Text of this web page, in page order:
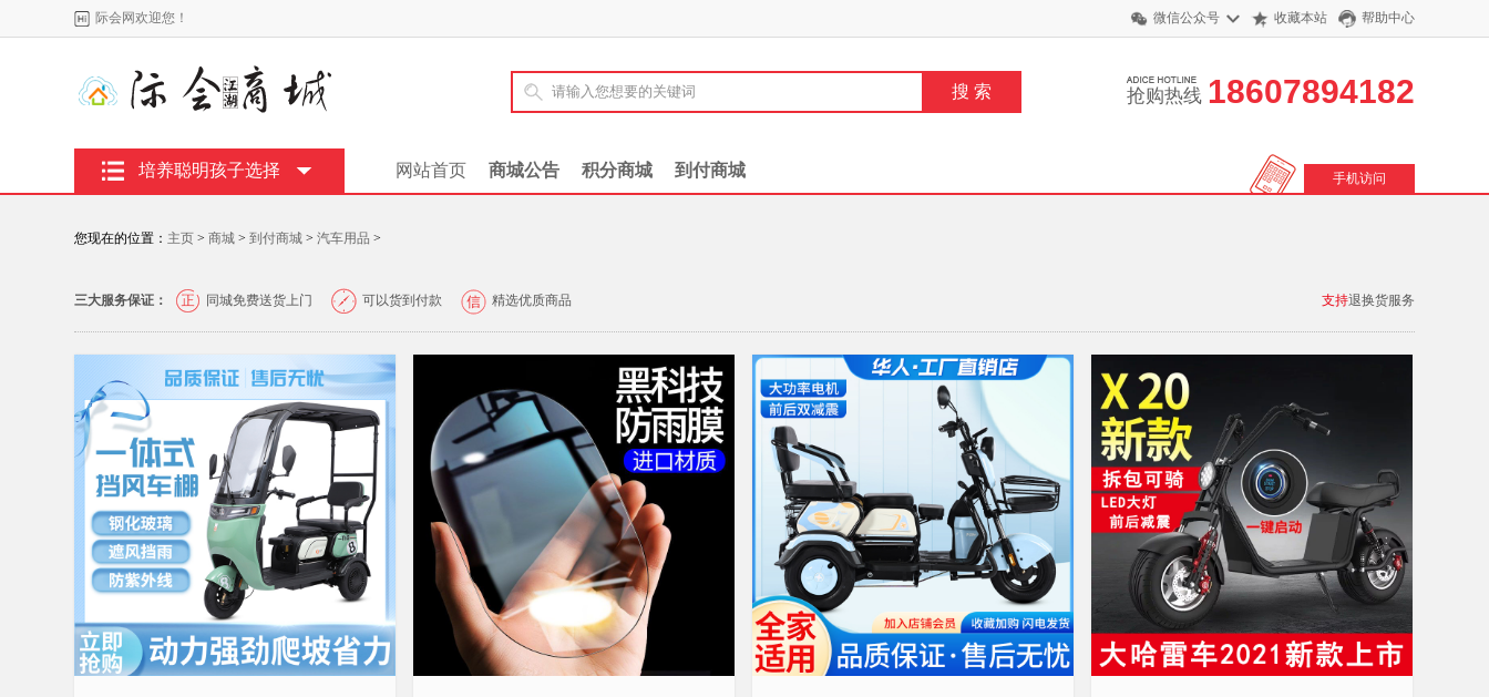
际会网欢迎您！ 微信公众号 收藏本站 帮助中心
抢购热线 18607894182
网站首页 商城公告 积分商城 到付商城 手机访问
培养聪明孩子选择
您现在的位置： 主页 > 商城 > 到付商城 > 汽车用品 >
三大服务保证： 同城免费送货上门 可以货到付款 精选优质商品 支持退换货服务